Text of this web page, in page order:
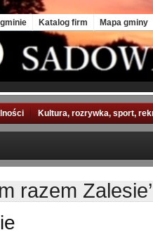
Katalog firm Mapa gminy
Kultura, rozrywka, sport,
razem Zalesie’